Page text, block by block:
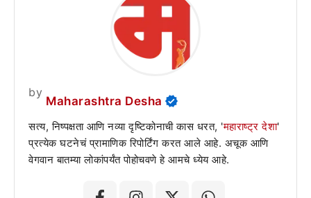
by
Maharashtra Desha
सत्य, निष्पक्षता आणि नव्या दृष्टिकोनाची कास धरत, 'महाराष्ट्र देशा'
प्रत्येक घटनेचं प्रामाणिक रिपोर्टिंग करत आले आहे. अचूक आणि
वेगवान बातम्या लोकांपर्यंत पोहोचवणे हे आमचे ध्येय आहे.